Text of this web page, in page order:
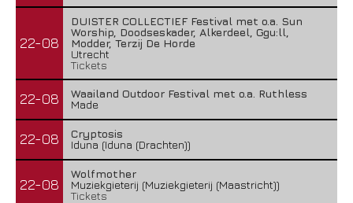
22-08
DUISTER COLLECTIEF Festival met o.a. Sun
Worship, Doodseskader, Alkerdeel, Ggu:ll,
Modder, Terzij De Horde
Utrecht
Tickets
22-08
Waailand Outdoor Festival met o.a. Ruthless
Made
22-08
Cryptosis
Iduna (Iduna (Drachten))
22-08
Wolfmother
Muziekgieterij (Muziekgieterij (Maastricht))
Tickets